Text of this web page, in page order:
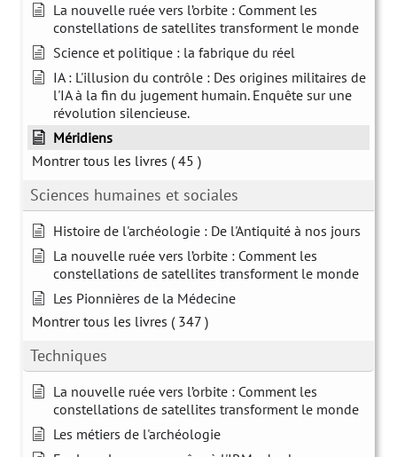
La nouvelle ruée vers l’orbite : Comment les
constellations de satellites transforment le monde
Science et politique : la fabrique du réel
IA : L'illusion du contrôle : Des origines militaires de
l'IA à la fin du jugement humain. Enquête sur une
révolution silencieuse.
Méridiens
Montrer tous les livres ( 45 )
Sciences humaines et sociales
Histoire de l'archéologie : De l'Antiquité à nos jours
La nouvelle ruée vers l’orbite : Comment les
constellations de satellites transforment le monde
Les Pionnières de la Médecine
Montrer tous les livres ( 347 )
Techniques
La nouvelle ruée vers l’orbite : Comment les
constellations de satellites transforment le monde
Les métiers de l'archéologie